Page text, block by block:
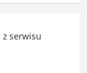
z serwisu